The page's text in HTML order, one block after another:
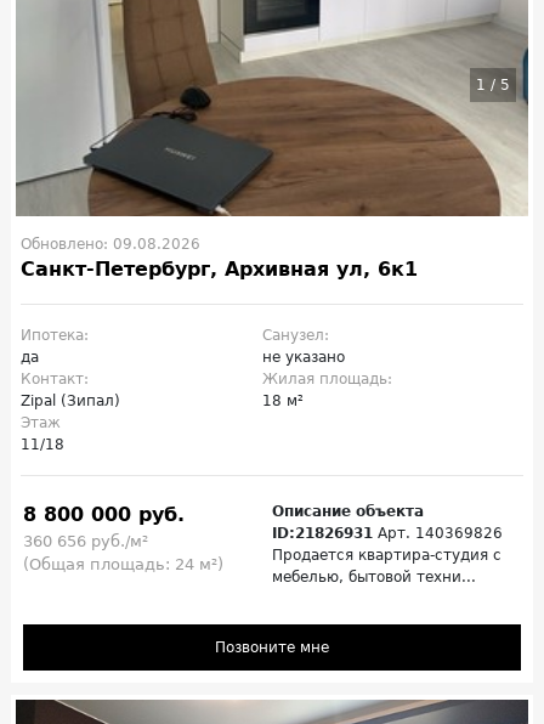
1 / 5
Обновлено: 09.08.2026
Санкт-Петербург, Архивная ул, 6к1
Ипотека:
да
Санузел:
не указано
Контакт:
Zipal (Зипал)
Жилая площадь:
18 м²
Этаж
11/18
8 800 000 руб.
360 656 руб./м²
(Общая площадь: 24 м²)
Описание объекта
ID:21826931 Арт. 140369826
Продается квартира-студия с
мебелью, бытовой техни...
Позвоните мне